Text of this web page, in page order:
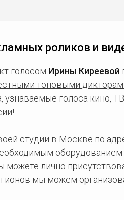
роликов и
голосом Ирины Киреевой
топовыми
узнаваемые голоса кино,
студии в Москве по
оборудованием
лично
мы можем